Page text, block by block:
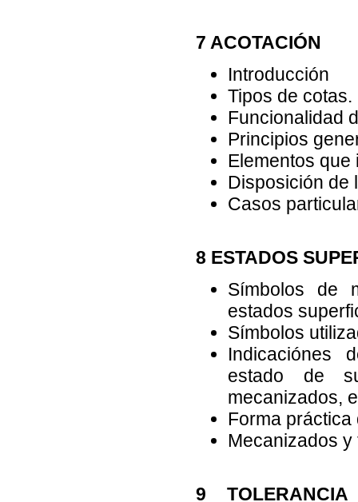
7 ACOTACIÓN
Introducción
Tipos de
Funcionalidad
Principios
Elementos que
Disposición de
Casos
8 ESTADOS
Símbolos de
estados
Símbolos
Indicaciónes
estado de
mecanizados,
Forma
Mecanizados
9